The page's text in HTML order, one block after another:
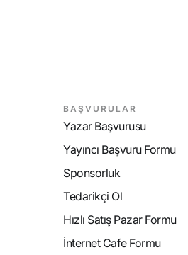
BAŞVURULAR
Yazar Başvurusu
Yayıncı Başvuru Formu
Sponsorluk
Tedarikçi Ol
Hızlı Satış Pazar Formu
İnternet Cafe Formu